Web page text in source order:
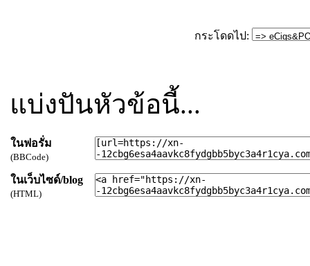
กระโดดไป:
แบ่งปันหัวข้อนี้...
ในฟอรั่ม
(BBCode)
ในเว็บไซด์/blog
(HTML)